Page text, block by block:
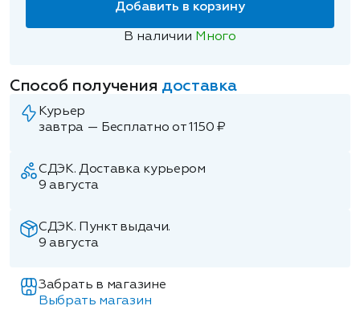
Добавить в корзину
В наличии Много
Способ получения доставка
Курьер
завтра — Бесплатно от 1150 ₽
СДЭК. Доставка курьером
9 августа
СДЭК. Пункт выдачи.
9 августа
Забрать в магазине
Выбрать магазин